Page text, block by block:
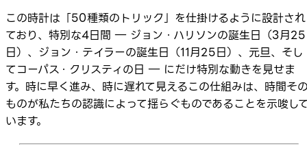
この時計は「50種類のトリック」を仕掛けるように設計され
ており、特別な4日間 ― ジョン・ハリソンの誕生日（3月25
日）、ジョン・テイラーの誕生日（11月25日）、元旦、そし
てコーパス・クリスティの日 ― にだけ特別な動きを見せま
す。時に早く進み、時に遅れて見えるこの仕組みは、時間そ
ものが私たちの認識によって揺らぐものであることを示唆し
います。